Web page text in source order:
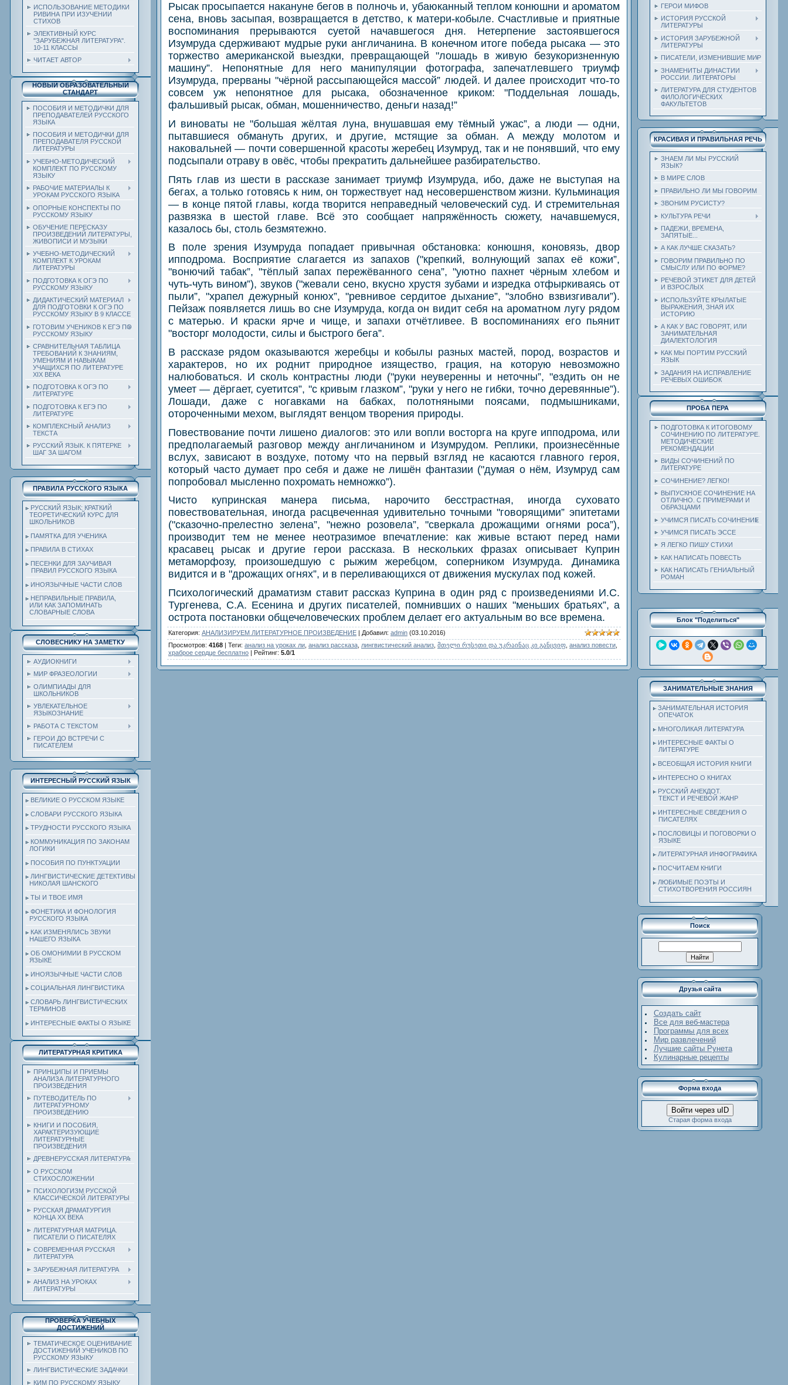
ИСПОЛЬЗОВАНИЕ МЕТОДИКИ
РИВИНА ПРИ ИЗУЧЕНИИ
СТИХОВ
ЭЛЕКТИВНЫЙ КУРС
"ЗАРУБЕЖНАЯ ЛИТЕРАТУРА".
10-11 КЛАССЫ
ЧИТАЕТ АВТОР
НОВЫЙ ОБРАЗОВАТЕЛЬНЫЙ
СТАНДАРТ
ПОСОБИЯ И МЕТОДИЧКИ ДЛЯ
ПРЕПОДАВАТЕЛЕЙ РУССКОГО
ЯЗЫКА
ПОСОБИЯ И МЕТОДИЧКИ ДЛЯ
ПРЕПОДАВАТЕЛЯ РУССКОЙ
ЛИТЕРАТУРЫ
УЧЕБНО-МЕТОДИЧЕСКИЙ
КОМПЛЕКТ ПО РУССКОМУ
ЯЗЫКУ
РАБОЧИЕ МАТЕРИАЛЫ К
УРОКАМ РУССКОГО ЯЗЫКА
ОПОРНЫЕ КОНСПЕКТЫ ПО
РУССКОМУ ЯЗЫКУ
ОБУЧЕНИЕ ПЕРЕСКАЗУ
ПРОИЗВЕДЕНИЙ ЛИТЕРАТУРЫ,
ЖИВОПИСИ И МУЗЫКИ
УЧЕБНО-МЕТОДИЧЕСКИЙ
КОМПЛЕКТ К УРОКАМ
ЛИТЕРАТУРЫ
ПОДГОТОВКА К ОГЭ ПО
РУССКОМУ ЯЗЫКУ
ДИДАКТИЧЕСКИЙ МАТЕРИАЛ
ДЛЯ ПОДГОТОВКИ К ОГЭ ПО
РУССКОМУ ЯЗЫКУ В 9 КЛАССЕ
ГОТОВИМ УЧЕНИКОВ К ЕГЭ ПО
РУССКОМУ ЯЗЫКУ
СРАВНИТЕЛЬНАЯ ТАБЛИЦА
ТРЕБОВАНИЙ К ЗНАНИЯМ,
УМЕНИЯМ И НАВЫКАМ
УЧАЩИХСЯ ПО ЛИТЕРАТУРЕ
ХIХ ВЕКА
ПОДГОТОВКА К ОГЭ ПО
ЛИТЕРАТУРЕ
ПОДГОТОВКА К ЕГЭ ПО
ЛИТЕРАТУРЕ
КОМПЛЕКСНЫЙ АНАЛИЗ
ТЕКСТА
РУССКИЙ ЯЗЫК. К ПЯТЕРКЕ
ШАГ ЗА ШАГОМ
ПРАВИЛА РУССКОГО ЯЗЫКА
РУССКИЙ ЯЗЫК: КРАТКИЙ
ТЕОРЕТИЧЕСКИЙ КУРС ДЛЯ
ШКОЛЬНИКОВ
ПАМЯТКА ДЛЯ УЧЕНИКА
ПРАВИЛА В СТИХАХ
ПЕСЕНКИ ДЛЯ ЗАУЧИВАЯ
ПРАВИЛ РУССКОГО ЯЗЫКА
ИНОЯЗЫЧНЫЕ ЧАСТИ СЛОВ
НЕПРАВИЛЬНЫЕ ПРАВИЛА,
ИЛИ КАК ЗАПОМИНАТЬ
СЛОВАРНЫЕ СЛОВА
СЛОВЕСНИКУ НА ЗАМЕТКУ
АУДИОКНИГИ
МИР ФРАЗЕОЛОГИИ
ОЛИМПИАДЫ ДЛЯ
ШКОЛЬНИКОВ
УВЛЕКАТЕЛЬНОЕ
ЯЗЫКОЗНАНИЕ
РАБОТА С ТЕКСТОМ
ГЕРОИ ДО ВСТРЕЧИ С
ПИСАТЕЛЕМ
ИНТЕРЕСНЫЙ РУССКИЙ ЯЗЫК
ВЕЛИКИЕ О РУССКОМ ЯЗЫКЕ
СЛОВАРИ РУССКОГО ЯЗЫКА
ТРУДНОСТИ РУССКОГО ЯЗЫКА
КОММУНИКАЦИЯ ПО ЗАКОНАМ
ЛОГИКИ
ПОСОБИЯ ПО ПУНКТУАЦИИ
ЛИНГВИСТИЧЕСКИЕ ДЕТЕКТИВЫ
НИКОЛАЯ ШАНСКОГО
ТЫ И ТВОЕ ИМЯ
ФОНЕТИКА И ФОНОЛОГИЯ
РУССКОГО ЯЗЫКА
КАК ИЗМЕНЯЛИСЬ ЗВУКИ
НАШЕГО ЯЗЫКА
ОБ ОМОНИМИИ В РУССКОМ
ЯЗЫКЕ
ИНОЯЗЫЧНЫЕ ЧАСТИ СЛОВ
СОЦИАЛЬНАЯ ЛИНГВИСТИКА
СЛОВАРЬ ЛИНГВИСТИЧЕСКИХ
ТЕРМИНОВ
ИНТЕРЕСНЫЕ ФАКТЫ О ЯЗЫКЕ
ЛИТЕРАТУРНАЯ КРИТИКА
ПРИНЦИПЫ И ПРИЕМЫ
АНАЛИЗА ЛИТЕРАТУРНОГО
ПРОИЗВЕДЕНИЯ
ПУТЕВОДИТЕЛЬ ПО
ЛИТЕРАТУРНОМУ
ПРОИЗВЕДЕНИЮ
КНИГИ И ПОСОБИЯ,
ХАРАКТЕРИЗУЮЩИЕ
ЛИТЕРАТУРНЫЕ
ПРОИЗВЕДЕНИЯ
ДРЕВНЕРУССКАЯ ЛИТЕРАТУРА
О РУССКОМ
СТИХОСЛОЖЕНИИ
ПСИХОЛОГИЗМ РУССКОЙ
КЛАССИЧЕСКОЙ ЛИТЕРАТУРЫ
РУССКАЯ ДРАМАТУРГИЯ
КОНЦА ХХ ВЕКА
ЛИТЕРАТУРНАЯ МАТРИЦА.
ПИСАТЕЛИ О ПИСАТЕЛЯХ
СОВРЕМЕННАЯ РУССКАЯ
ЛИТЕРАТУРА
ЗАРУБЕЖНАЯ ЛИТЕРАТУРА
АНАЛИЗ НА УРОКАХ
ЛИТЕРАТУРЫ
ПРОВЕРКА УЧЕБНЫХ
ДОСТИЖЕНИЙ
ТЕМАТИЧЕСКОЕ ОЦЕНИВАНИЕ
ДОСТИЖЕНИЙ УЧЕНИКОВ ПО
РУССКОМУ ЯЗЫКУ
ЛИНГВИСТИЧЕСКИЕ ЗАДАЧКИ
КИМ ПО РУССКОМУ ЯЗЫКУ
Рысак просыпается накануне бегов в полночь и, убаюканный теплом конюшни и ароматом
сена, вновь засыпая, возвращается в детство, к матери-кобыле. Счастливые и приятные
воспоминания прерываются суетой начавшегося дня. Нетерпение застоявшегося
Изумруда сдерживают мудрые руки англичанина. В конечном итоге победа рысака — это
торжество американской выездки, превращающей "лошадь в живую безукоризненную
машину”. Непонятные для него манипуляции фотографа, запечатлевшего триумф
Изумруда, прерваны "чёрной рассыпающейся массой” людей. И далее происходит что-то
совсем уж непонятное для рысака, обозначенное криком: "Поддельная лошадь,
фальшивый рысак, обман, мошенничество, деньги назад!”
И виноваты не "большая жёлтая луна, внушавшая ему тёмный ужас”, а люди — одни,
пытавшиеся обмануть других, и другие, мстящие за обман. А между молотом и
наковальней — почти совершенной красоты жеребец Изумруд, так и не понявший, что ему
подсыпали отраву в овёс, чтобы прекратить дальнейшее разбирательство.
Пять глав из шести в рассказе занимает триумф Изумруда, ибо, даже не выступая на
бегах, а только готовясь к ним, он торжествует над несовершенством жизни. Кульминация
— в конце пятой главы, когда творится неправедный человеческий суд. И стремительная
развязка в шестой главе. Всё это сообщает напряжённость сюжету, начавшемуся,
казалось бы, столь безмятежно.
В поле зрения Изумруда попадает привычная обстановка: конюшня, коновязь, двор
ипподрома. Восприятие слагается из запахов ("крепкий, волнующий запах её кожи”,
"вонючий табак”, "тёплый запах пережёванного сена”, "уютно пахнет чёрным хлебом и
чуть-чуть вином”), звуков ("жевали сено, вкусно хрустя зубами и изредка отфыркиваясь от
пыли”, "храпел дежурный конюх”, "ревнивое сердитое дыхание”, "злобно взвизгивали”).
Пейзаж появляется лишь во сне Изумруда, когда он видит себя на ароматном лугу рядом
с матерью. И краски ярче и чище, и запахи отчётливее. В воспоминаниях его пьянит
"восторг молодости, силы и быстрого бега”.
В рассказе рядом оказываются жеребцы и кобылы разных мастей, пород, возрастов и
характеров, но их роднит природное изящество, грация, на которую невозможно
налюбоваться. И сколь контрастны люди ("руки неуверенны и неточны”, "ездить он не
умеет — дёргает, суетится”, "с кривым глазком”, "руки у него не гибки, точно деревянные”).
Лошади, даже с ногавками на бабках, полотняными поясами, подмышниками,
отороченными мехом, выглядят венцом творения природы.
Повествование почти лишено диалогов: это или вопли восторга на круге ипподрома, или
предполагаемый разговор между англичанином и Изумрудом. Реплики, произнесённые
вслух, зависают в воздухе, потому что на первый взгляд не касаются главного героя,
который часто думает про себя и даже не лишён фантазии ("думая о нём, Изумруд сам
попробовал мысленно похромать немножко”).
Чисто купринская манера письма, нарочито бесстрастная, иногда суховато
повествовательная, иногда расцвеченная удивительно точными "говорящими” эпитетами
("сказочно-прелестно зелена”, "нежно розовела”, "сверкала дрожащими огнями роса”),
производит тем не менее неотразимое впечатление: как живые встают перед нами
красавец рысак и другие герои рассказа. В нескольких фразах описывает Куприн
метаморфозу, произошедшую с рыжим жеребцом, соперником Изумруда. Динамика
видится и в "дрожащих огнях”, и в переливающихся от движения мускулах под кожей.
Психологический драматизм ставит рассказ Куприна в один ряд с произведениями И.С.
Тургенева, С.А. Есенина и других писателей, помнивших о наших "меньших братьях”, а
острота постановки общечеловеческих проблем делает его актуальным во все времена.
Категория: АНАЛИЗИРУЕМ ЛИТЕРАТУРНОЕ ПРОИЗВЕДЕНИЕ | Добавил: admin (03.10.2016)
Просмотров: 4168 | Теги: анализ на уроках ли анализ рассказа лингвистический анализ მთელი რუსეთი და უკრაინაც კი განცვიფ анализ повести
храброе сердце бесплатно | Рейтинг: 5.0/1
ГЕРОИ МИФОВ
ИСТОРИЯ РУССКОЙ
ЛИТЕРАТУРЫ
ИСТОРИЯ ЗАРУБЕЖНОЙ
ЛИТЕРАТУРЫ
ПИСАТЕЛИ, ИЗМЕНИВШИЕ МИР
ЗНАМЕНИТЫ ДИНАСТИИ
РОССИИ. ЛИТЕРАТОРЫ
ЛИТЕРАТУРА ДЛЯ СТУДЕНТОВ
ФИЛОЛОГИЧЕСКИХ
ФАКУЛЬТЕТОВ
КРАСИВАЯ И ПРАВИЛЬНАЯ РЕЧЬ
ЗНАЕМ ЛИ МЫ РУССКИЙ
ЯЗЫК?
В МИРЕ СЛОВ
ПРАВИЛЬНО ЛИ МЫ ГОВОРИМ
ЗВОНИМ РУСИСТУ?
КУЛЬТУРА РЕЧИ
ПАДЕЖИ, ВРЕМЕНА,
ЗАПЯТЫЕ...
А КАК ЛУЧШЕ СКАЗАТЬ?
ГОВОРИМ ПРАВИЛЬНО ПО
СМЫСЛУ ИЛИ ПО ФОРМЕ?
РЕЧЕВОЙ ЭТИКЕТ ДЛЯ ДЕТЕЙ
И ВЗРОСЛЫХ
ИСПОЛЬЗУЙТЕ КРЫЛАТЫЕ
ВЫРАЖЕНИЯ, ЗНАЯ ИХ
ИСТОРИЮ
А КАК У ВАС ГОВОРЯТ, ИЛИ
ЗАНИМАТЕЛЬНАЯ
ДИАЛЕКТОЛОГИЯ
КАК МЫ ПОРТИМ РУССКИЙ
ЯЗЫК
ЗАДАНИЯ НА ИСПРАВЛЕНИЕ
РЕЧЕВЫХ ОШИБОК
ПРОБА ПЕРА
ПОДГОТОВКА К ИТОГОВОМУ
СОЧИНЕНИЮ ПО ЛИТЕРАТУРЕ.
МЕТОДИЧЕСКИЕ
РЕКОМЕНДАЦИИ
ВИДЫ СОЧИНЕНИЙ ПО
ЛИТЕРАТУРЕ
СОЧИНЕНИЕ? ЛЕГКО!
ВЫПУСКНОЕ СОЧИНЕНИЕ НА
ОТЛИЧНО. С ПРИМЕРАМИ И
ОБРАЗЦАМИ
УЧИМСЯ ПИСАТЬ СОЧИНЕНИЕ
УЧИМСЯ ПИСАТЬ ЭССЕ
Я ЛЕГКО ПИШУ СТИХИ
КАК НАПИСАТЬ ПОВЕСТЬ
КАК НАПИСАТЬ ГЕНИАЛЬНЫЙ
РОМАН
Блок "Поделиться"
ЗАНИМАТЕЛЬНЫЕ ЗНАНИЯ
ЗАНИМАТЕЛЬНАЯ ИСТОРИЯ
ОПЕЧАТОК
МНОГОЛИКАЯ ЛИТЕРАТУРА
ИНТЕРЕСНЫЕ ФАКТЫ О
ЛИТЕРАТУРЕ
ВСЕОБЩАЯ ИСТОРИЯ КНИГИ
ИНТЕРЕСНО О КНИГАХ
РУССКИЙ АНЕКДОТ.
ТЕКСТ И РЕЧЕВОЙ ЖАНР
ИНТЕРЕСНЫЕ СВЕДЕНИЯ О
ПИСАТЕЛЯХ
ПОСЛОВИЦЫ И ПОГОВОРКИ О
ЯЗЫКЕ
ЛИТЕРАТУРНАЯ ИНФОГРАФИКА
ПОСЧИТАЕМ КНИГИ
ЛЮБИМЫЕ ПОЭТЫ И
СТИХОТВОРЕНИЯ РОССИЯН
Поиск
Друзья сайта
Создать сайт
Все для веб-мастера
Программы для всех
Мир развлечений
Лучшие сайты Рунета
Кулинарные рецепты
Форма входа
Войти через uID
Старая форма входа